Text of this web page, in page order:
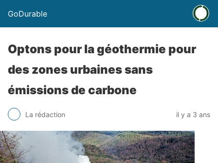
GoDurable
Optons pour la géothermie pour
des zones urbaines sans
émissions de carbone
La rédaction il y a 3 ans